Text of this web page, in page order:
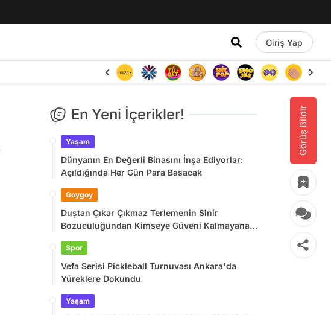
Giriş Yap
Görüş Bildir
En Yeni İçerikler!
Yaşam
Dünyanın En Değerli Binasını İnşa Ediyorlar:
Açıldığında Her Gün Para Basacak
Goygoy
Duştan Çıkar Çıkmaz Terlemenin Sinir
Bozuculuğundan Kimseye Güveni Kalmayana
Spor
Vefa Serisi Pickleball Turnuvası Ankara'da
Yüreklere Dokundu
Yaşam